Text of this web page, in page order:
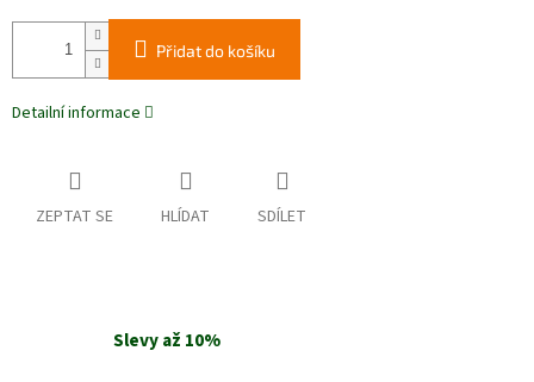
Přidat do košíku
Detailní informace
ZEPTAT SE HLÍDAT SDÍLET
Slevy až 10%